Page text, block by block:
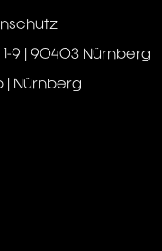
1-9 | 90403 Nürnberg
| Nürnberg